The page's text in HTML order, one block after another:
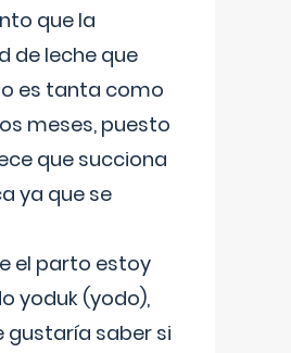
que la
de leche que
es tanta como
meses, puesto
que succiona
ya que se
el parto estoy
yoduk (yodo),
gustaría saber si